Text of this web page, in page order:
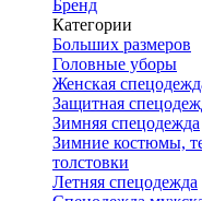
Бренд
Категории
Больших размеров
Головные уборы
Женская
Защитная
Зимняя спецодежда
Зимние костюмы,
толстовки
Летняя спецодежда